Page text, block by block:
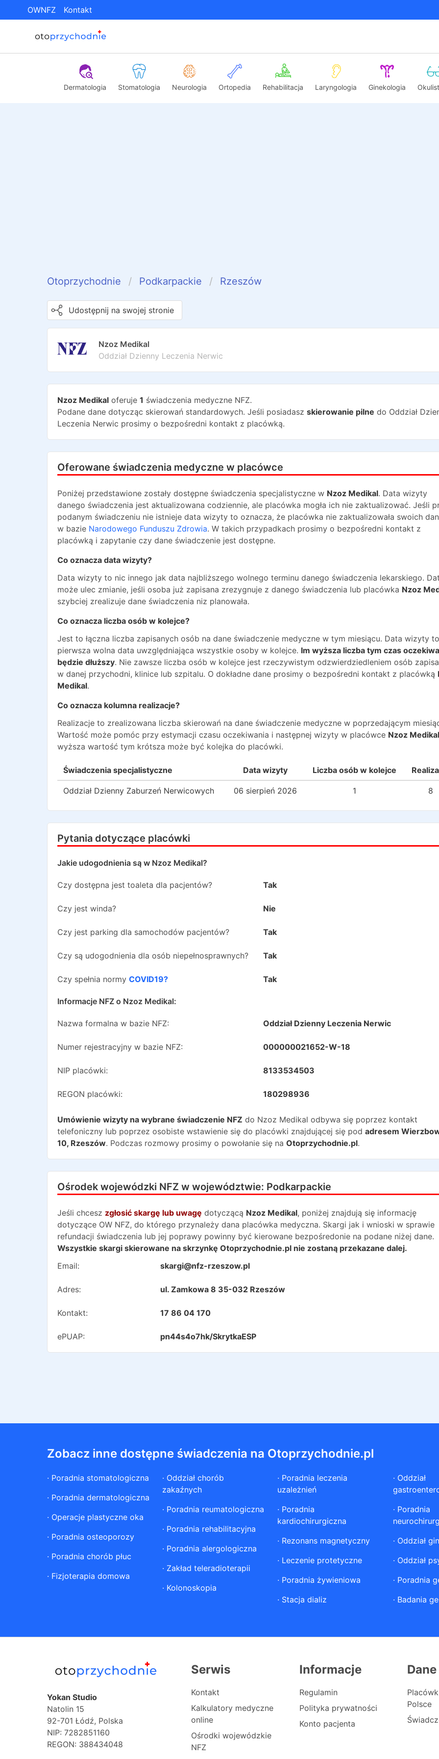
OWNFZ Kontakt
Dermatologia Stomatologia Neurologia Ortopedia Rehabilitacja Laryngologia Ginekologia
Otoprzychodnie Podkarpackie Rzeszów
Udostępnij na swojej stronie
Nzoz Medikal
Oddział Dzienny Leczenia Nerwic
Nzoz Medikal oferuje 1 świadczenia medyczne NFZ.
Podane dane dotycząc skierowań standardowych. Jeśli posiadasz skierowanie pilne do Oddział
Leczenia Nerwic prosimy o bezpośredni kontakt z placówką.
Oferowane świadczenia medyczne w placówce
Poniżej przedstawione zostały dostępne świadczenia specjalistyczne w Nzoz Medikal. Data wizyty
danego świadczenia jest aktualizowana codziennie, ale placówka mogła ich nie zaktualizować. Jeśli
podanym świadczeniu nie istnieje data wizyty to oznacza, że placówka nie zaktualizowała swoich
w bazie Narodowego Funduszu Zdrowia. W takich przypadkach prosimy o bezpośredni kontakt z
placówką i zapytanie czy dane świadczenie jest dostępne.
Co oznacza data wizyty?
Data wizyty to nic innego jak data najbliższego wolnego terminu danego świadczenia lekarskiego.
może ulec zmianie, jeśli osoba już zapisana zrezygnuje z danego świadczenia lub placówka Nzoz
szybciej zrealizuje dane świadczenia niz planowała.
Co oznacza liczba osób w kolejce?
Jest to łączna liczba zapisanych osób na dane świadczenie medyczne w tym miesiącu. Data wizyty to
pierwsza wolna data uwzględniająca wszystkie osoby w kolejce. Im wyższa liczba tym czas
będzie dłuższy. Nie zawsze liczba osób w kolejce jest rzeczywistym odzwierdziedleniem osób
w danej przychodni, klinice lub szpitalu. O dokładne dane prosimy o bezpośredni kontakt z placówką
Medikal.
Co oznacza kolumna realizacje?
Realizacje to zrealizowana liczba skierowań na dane świadczenie medyczne w poprzedającym
Wartość może pomóc przy estymacji czasu oczekiwania i następnej wizyty w placówce Nzoz Medikal
wyższa wartość tym krótsza może być kolejka do placówki.
Świadczenia specjalistyczne Data wizyty Liczba osób w kolejce
Oddział Dzienny Zaburzeń Nerwicowych 06 sierpień 2026 1 8
Pytania dotyczące placówki
Jakie udogodnienia są w Nzoz Medikal?
Czy dostępna jest toaleta dla pacjentów? Tak
Czy jest winda? Nie
Czy jest parking dla samochodów pacjentów? Tak
Czy są udogodnienia dla osób niepełnosprawnych? Tak
Czy spełnia normy COVID19? Tak
Informacje NFZ o Nzoz Medikal:
Nazwa formalna w bazie NFZ: Oddział Dzienny Leczenia Nerwic
Numer rejestracyjny w bazie NFZ: 000000021652-W-18
NIP placówki: 8133534503
REGON placówki: 180298936
Umówienie wizyty na wybrane świadczenie NFZ do Nzoz Medikal odbywa się poprzez kontakt
telefoniczny lub poprzez osobiste wstawienie się do placówki znajdującej się pod adresem
10, Rzeszów. Podczas rozmowy prosimy o powołanie się na Otoprzychodnie.pl.
Ośrodek wojewódzki NFZ w województwie: Podkarpackie
Jeśli chcesz zgłosić skargę lub uwagę dotyczącą Nzoz Medikal, poniżej znajdują się informację
dotyczące OW NFZ, do którego przynależy dana placówka medyczna. Skargi jak i wnioski w sprawie
refundacji świadczenia lub jej poprawy powinny być kierowane bezpośredonie na podane niżej dane.
Wszystkie skargi skierowane na skrzynkę Otoprzychodnie.pl nie zostaną przekazane dalej.
Email:
skargi@nfz-rzeszow.pl
Adres: ul. Zamkowa 8 35-032 Rzeszów
Kontakt: 17 86 04 170
ePUAP: pn44s4o7hk/SkrytkaESP
Zobacz inne dostępne świadczenia na Otoprzychodnie.pl
· Poradnia stomatologiczna
· Poradnia dermatologiczna
· Operacje plastyczne oka
· Poradnia osteoporozy
· Poradnia chorób płuc
· Fizjoterapia domowa
· Oddział chorób
zakaźnych
· Poradnia reumatologiczna
· Poradnia rehabilitacyjna
· Poradnia alergologiczna
· Zakład teleradioterapii
· Kolonoskopia
· Poradnia leczenia
uzależnień
· Poradnia
kardiochirurgiczna
· Rezonans magnetyczny
· Leczenie protetyczne
· Poradnia żywieniowa
· Stacja dializ
· Oddział
· Poradnia
· Oddział
· Oddział
· Poradnia
· Badania
Yokan Studio
Natolin 15
92-701 Łódź, Polska
NIP: 7282851160
REGON: 388434048
Serwis
Kontakt
Kalkulatory medyczne
online
Ośrodki wojewódzkie
NFZ
Informacje
Regulamin
Polityka prywatności
Konto pacjenta
Dane
Polsce